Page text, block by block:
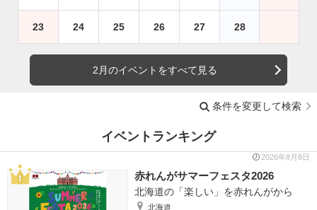
23 24 25 26 27 28
2月のイベントをすべて見る
条件を変更して検索
イベントランキング
2026年8月8日
赤れんがサマーフェスタ2026
北海道の「楽しい」を赤れんがから
北海道